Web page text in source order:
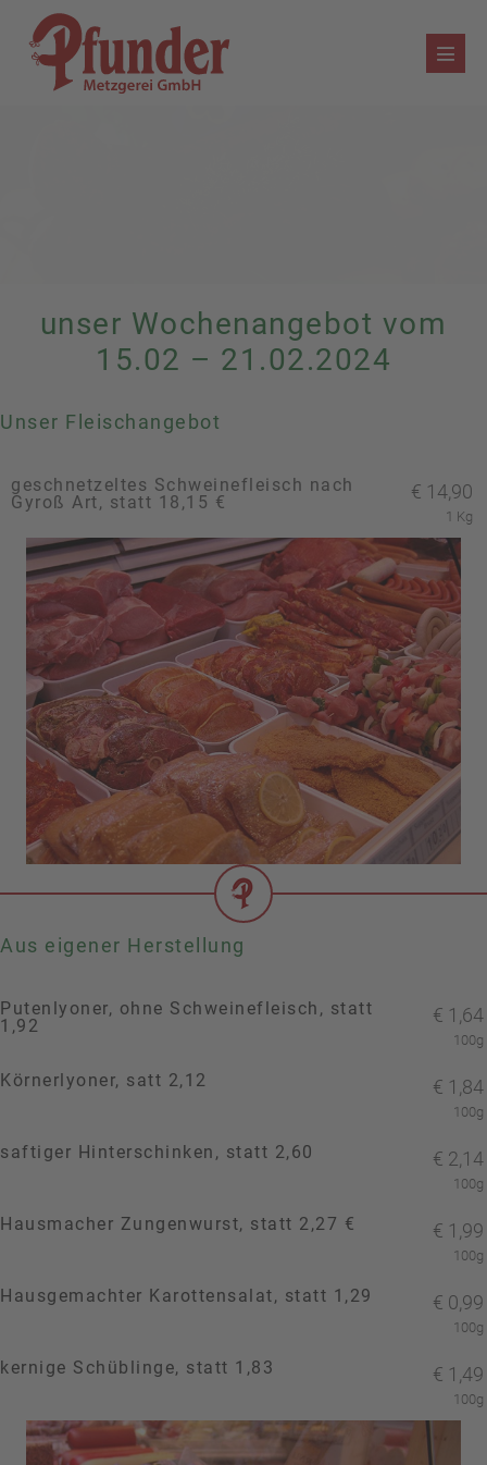
Inhalt
springen
unser Wochenangebot vom
15.02 – 21.02.2024
Unser Fleischangebot
geschnetzeltes Schweinefleisch nach
Gyroß Art, statt 18,15 €
€ 14,90
1 Kg
Aus eigener Herstellung
Putenlyoner, ohne Schweinefleisch, statt
1,92
€ 1,64
100g
Körnerlyoner, satt 2,12 € 1,84
100g
saftiger Hinterschinken, statt 2,60 € 2,14
100g
Hausmacher Zungenwurst, statt 2,27 € € 1,99
100g
Hausgemachter Karottensalat, statt 1,29 € 0,99
100g
kernige Schüblinge, statt 1,83 € 1,49
100g